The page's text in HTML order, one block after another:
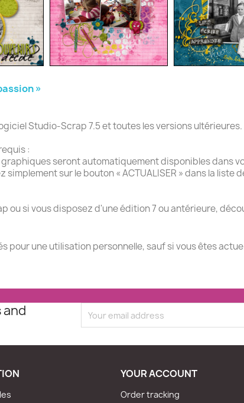
»
Studio-Scrap 7.5 et toutes les versions ultérieures.
:
seront automatiquement disponibles dans
simplement sur le bouton « ACTUALISER » dans la liste
ou si vous disposez d'une édition 7 ou antérieure,
pour une utilisation personnelle, sauf si vous êtes
YOUR ACCOUNT
Order tracking